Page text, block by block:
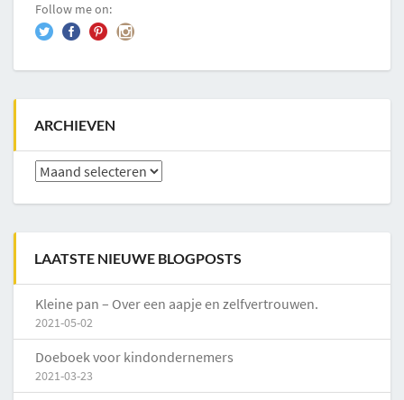
Follow me on:
ARCHIEVEN
Archieven
LAATSTE NIEUWE BLOGPOSTS
Kleine pan – Over een aapje en zelfvertrouwen.
2021-05-02
Doeboek voor kindondernemers
2021-03-23